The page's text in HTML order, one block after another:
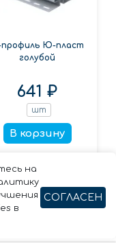
Ю-пласт
голубой
641 ₽
шт
В корзину
на
в
СОГЛАСЕН